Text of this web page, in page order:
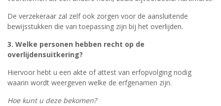
De verzekeraar zal zelf ook zorgen voor de aansluitende
bewijsstukken die van toepassing zijn bij het overlijden.
3. Welke personen hebben recht op de
overlijdensuitkering?
Hiervoor hebt u een akte of attest van erfopvolging nodig
waarin wordt weergeven welke de erfgenamen zijn.
Hoe kunt u deze bekomen?